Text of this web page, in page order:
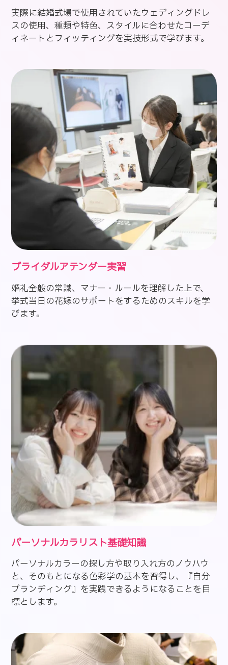
実際に結婚式場で使用されていたウェディングドレ
スの使用、種類や特色、スタイルに合わせたコーデ
ィネートとフィッティングを実技形式で学びます。
ブライダルアテンダー実習
婚礼全般の常識、マナー・ルールを理解した上で、
挙式当日の花嫁のサポートをするためのスキルを学
びます。
パーソナルカラリスト基礎知識
パーソナルカラーの探し方や取り入れ方のノウハウ
と、そのもとになる色彩学の基本を習得し、『自分
ブランディング』を実践できるようになることを目
標とします。